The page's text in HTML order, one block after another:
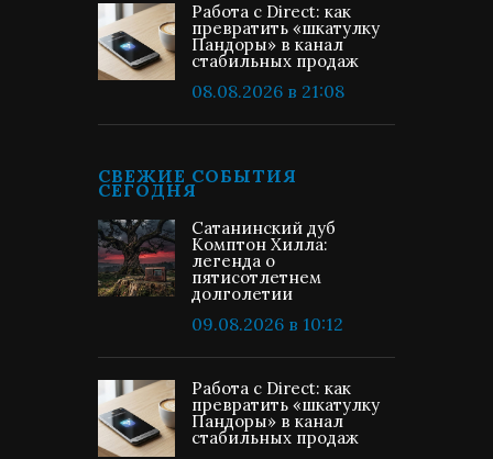
Работа с Direct: как
превратить «шкатулку
Пандоры» в канал
стабильных продаж
08.08.2026 в 21:08
СВЕЖИЕ СОБЫТИЯ
СЕГОДНЯ
Сатанинский дуб
Комптон Хилла:
легенда о
пятисотлетнем
долголетии
09.08.2026 в 10:12
Работа с Direct: как
превратить «шкатулку
Пандоры» в канал
стабильных продаж